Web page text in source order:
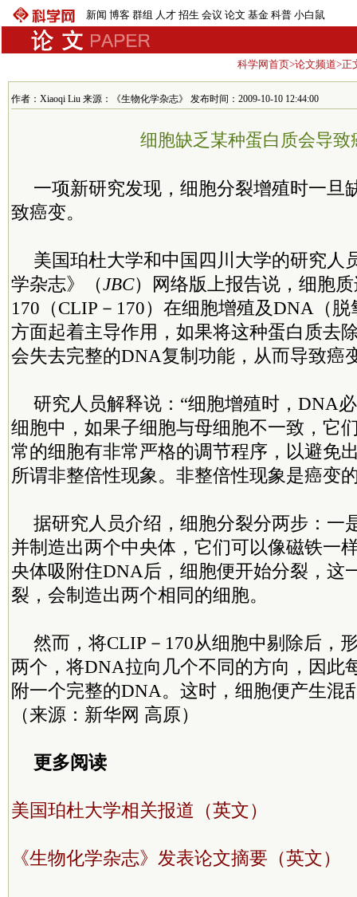
新闻 博客 群组 人才 招生 会议 论文 基金 科普 小白鼠
科学网首页>论文频道>正
作者：Xiaoqi Liu 来源：《生物化学杂志》 发布时间：2009-10-10 12:44:00
细胞缺乏某种蛋白质会导致
一项新研究发现，细胞分裂增殖时一旦
致癌变。
美国珀杜大学和中国四川大学的研究人
学杂志》（JBC）网络版上报告说，细胞
170（CLIP－170）在细胞增殖及DNA（
方面起着主导作用，如果将这种蛋白质去
会失去完整的DNA复制功能，从而导致癌
研究人员解释说：“细胞增殖时，DNA
细胞中，如果子细胞与母细胞不一致，它
常的细胞有非常严格的调节程序，以避免
所谓非整倍性现象。非整倍性现象是癌变
据研究人员介绍，细胞分裂分两步：一
并制造出两个中央体，它们可以像磁铁一
央体吸附住DNA后，细胞便开始分裂，这
裂，会制造出两个相同的细胞。
然而，将CLIP－170从细胞中剔除后，
两个，将DNA拉向几个不同的方向，因此
附一个完整的DNA。这时，细胞便产生混
（来源：新华网 高原）
更多阅读
美国珀杜大学相关报道（英文）
《生物化学杂志》发表论文摘要（英文）